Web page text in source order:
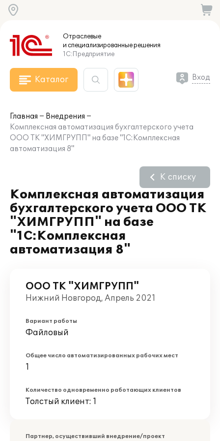
Отраслевые
и специализированныерешения
1С:Предприятие
Каталог Вход
Главная
Внедрения
Комплексная автоматизация бухгалтерского учета
ООО ТК "ХИМГРУПП" на базе "1С:Комплексная
автоматизация 8"
Комплексная автоматизация
бухгалтерского учета ООО ТК
"ХИМГРУПП" на базе
"1С:Комплексная
автоматизация 8"
К списку
ООО ТК "ХИМГРУПП"
Нижний Новгород, Апрель 2021
Вариант работы
Файловый
Общее число автоматизированных рабочих мест
1
Количество одновременно работающих клиентов
Толстый клиент: 1
Партнер, осуществивший внедрение/проект